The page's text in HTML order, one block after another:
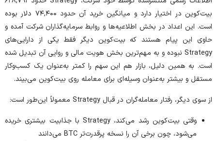
بیت‌کوین در اختیار دارد و میانگین خرید آن حدود ۷۴,۴۰۰ دلار بوده
است. این اعداد در بخش اطلاعیه‌ها و روابط سرمایه‌گذاران شرکت آمده و
حاوی این پیام هستند که بیت‌کوین دیگر فقط یکی از دارایی‌های
Strategy نبوده و به مهم‌ترین بخش هویت مالی و روایی آن تبدیل شده
است. به همین دلیل، بازار هم این سهم را کمتر به‌عنوان یک کسب‌وکار
مستقل و بیشتر به‌عنوان وسیله‌ای برای معامله روی بیت‌کوین می‌بیند.
از سوی دیگر، رفتار معامله‌گران در قبال Strategy معمولاً این‌طور است:
وقتی بیت‌کوین رشد می‌کند، Strategy با جذابیت بیشتری خریده
می‌شود، چون برخی آن را نسخه پرقدرت‌تر BTC می‌دانند